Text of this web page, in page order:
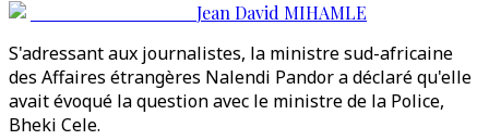
Jean David MIHAMLE
S'adressant aux journalistes, la ministre sud-africaine
des Affaires étrangères Nalendi Pandor a déclaré qu'elle
avait évoqué la question avec le ministre de la Police,
Bheki Cele.